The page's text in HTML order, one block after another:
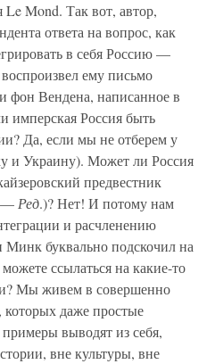
Le Mond. Так вот, автор,
ответа на вопрос, как
в себя Россию —
ему письмо
фон Вендена, написанное в
имперская Россия быть
Да, если мы не отберем у
и Украину). Может ли Россия
предвестник
— Ред.)? Нет! И потому нам
и расчленению
Минк буквально подскочил на
ссылаться на какие-то
Мы живем в совершенно
даже простые
выводят из себя,
вне культуры, вне